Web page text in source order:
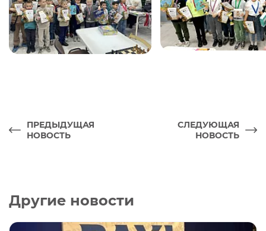
ПРЕДЫДУЩАЯ
НОВОСТЬ
СЛЕДУЮЩАЯ
НОВОСТЬ
Другие новости